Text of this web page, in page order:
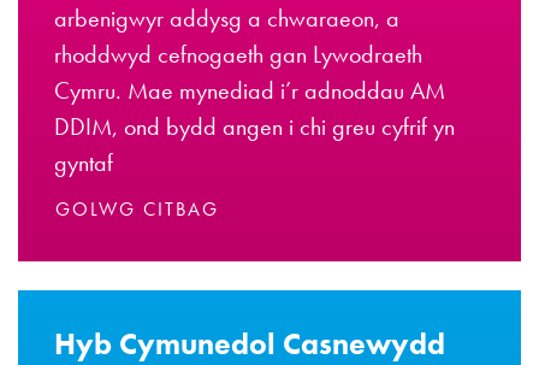
arbenigwyr addysg a chwaraeon, a
rhoddwyd cefnogaeth gan Lywodraeth
Cymru. Mae mynediad i’r adnoddau AM
DDIM, ond bydd angen i chi greu cyfrif yn
gyntaf
GOLWG CITBAG
Hyb Cymunedol Casnewydd